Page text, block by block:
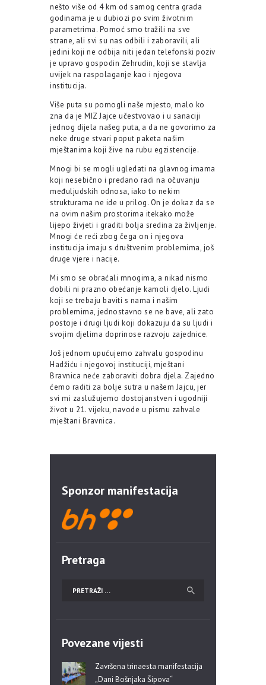
nešto više od 4 km od samog centra grada
godinama je u dubiozi po svim životnim
parametrima. Pomoć smo tražili na sve
strane, ali svi su nas odbili i zaboravili, ali
jedini koji ne odbija niti jedan telefonski poziv
je upravo gospodin Zehrudin, koji se stavlja
uvijek na raspolaganje kao i njegova
institucija.
Više puta su pomogli naše mjesto, malo ko
zna da je MIZ Jajce učestvovao i u sanaciji
jednog dijela našeg puta, a da ne govorimo za
neke druge stvari poput paketa našim
mještanima koji žive na rubu egzistencije.
Mnogi bi se mogli ugledati na glavnog imama
koji nesebično i predano radi na očuvanju
međuljudskih odnosa, iako to nekim
strukturama ne ide u prilog. On je dokaz da se
na ovim našim prostorima itekako može
lijepo živjeti i graditi bolja sredina za življenje.
Mnogi će reći zbog čega on i njegova
institucija imaju s društvenim problemima, još
druge vjere i nacije.
Mi smo se obraćali mnogima, a nikad nismo
dobili ni prazno obećanje kamoli djelo. Ljudi
koji se trebaju baviti s nama i našim
problemima, jednostavno se ne bave, ali zato
postoje i drugi ljudi koji dokazuju da su ljudi i
svojim djelima doprinose razvoju zajednice.
Još jednom upućujemo zahvalu gospodinu
Hadžiću i njegovoj instituciji, mještani
Bravnica neće zaboraviti dobra djela. Zajedno
ćemo raditi za bolje sutra u našem Jajcu, jer
svi mi zaslužujemo dostojanstven i ugodniji
život u 21. vijeku, navode u pismu zahvale
mještani Bravnica.
Sponzor manifestacija
Pretraga
Povezane vijesti
Završena trinaesta manifestacija
„Dani Bošnjaka Šipova“